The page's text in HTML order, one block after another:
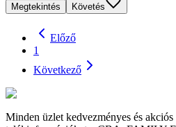
Megtekintés Követés
Előző
1
Következő
Minden üzlet kedvezményes és